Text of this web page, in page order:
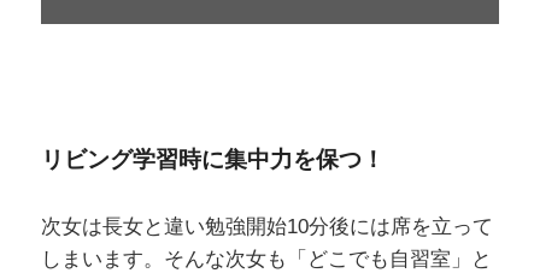
リビング学習時に集中力を保つ！
次女は長女と違い勉強開始10分後には席を立って
しまいます。そんな次女も「どこでも自習室」と